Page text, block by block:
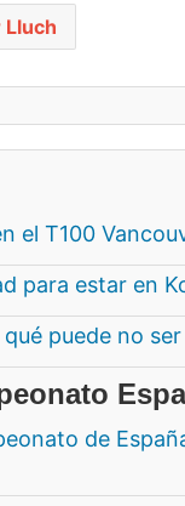
Lluch
el T100
para estar en
puede no
de